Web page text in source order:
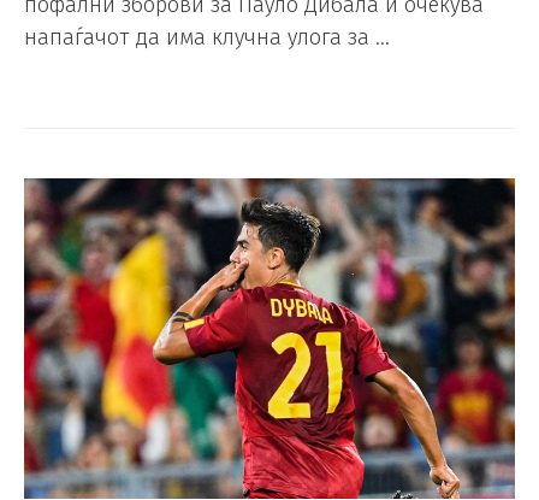
напаѓачот да има клучна улога за …